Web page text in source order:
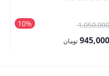
10% 1,050,000قیمت
اصلی: 945,000 تومان